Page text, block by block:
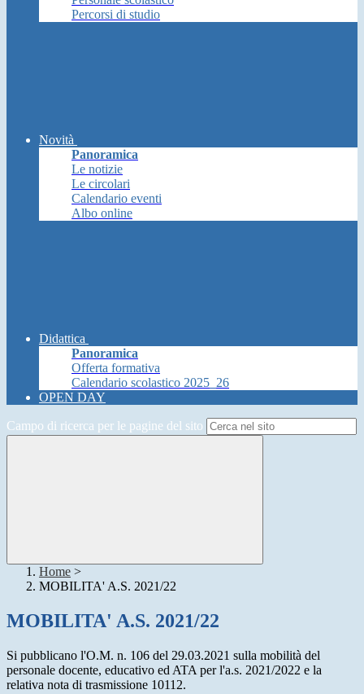
Percorsi di studio
Novità
Panoramica
Le notizie
Le circolari
Calendario eventi
Albo online
Didattica
Panoramica
Offerta formativa
Calendario scolastico 2025_26
OPEN DAY
Campo di ricerca per le pagine del sito
Home >
MOBILITA' A.S. 2021/22
MOBILITA' A.S. 2021/22
Si pubblicano l'O.M. n. 106 del 29.03.2021 sulla mobilità del
personale docente, educativo ed ATA per l'a.s. 2021/2022 e la
relativa nota di trasmissione 10112.